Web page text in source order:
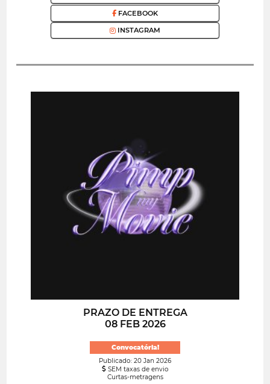
FACEBOOK
INSTAGRAM
PRAZO DE ENTREGA
08 FEB 2026
Convocatória!
Publicado: 20 Jan 2026
SEM taxas de envio
Curtas-metragens